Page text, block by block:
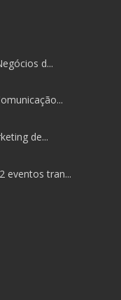
d...
de...
eventos tran...